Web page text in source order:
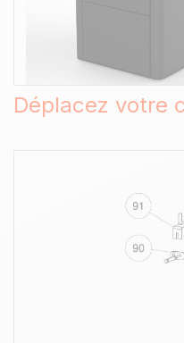
Déplacez votre